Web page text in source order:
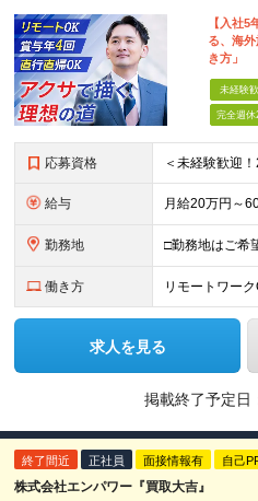
【入社
る、海
き方」
未経験
完全週休
応募資格
給与
勤務地
働き方 リモートワー
求人を見る
掲載終了予定日
終了間近 正社員 面接情報有 自己
株式会社エンパワー『買取大吉』